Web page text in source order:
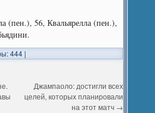
(пен.), 56, Квальярелла (пен.),
444 |
Джампаоло: достигли всех
целей, которых планировали
на этот матч →